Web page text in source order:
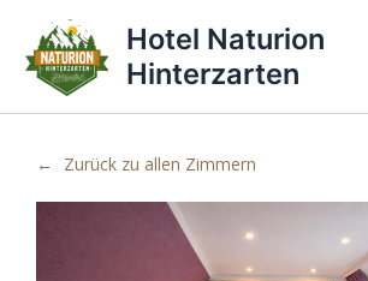
Inhalt
springen
Hotel Naturion
Hinterzarten
Zurück zu allen Zimmern